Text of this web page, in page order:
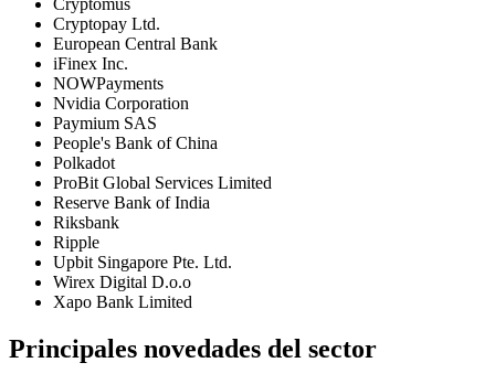
Cryptopay Ltd.
European Central Bank
iFinex Inc.
NOWPayments
Nvidia Corporation
Paymium SAS
People's Bank of China
Polkadot
ProBit Global Services Limited
Reserve Bank of India
Riksbank
Ripple
Upbit Singapore Pte. Ltd.
Wirex Digital D.o.o
Xapo Bank Limited
Principales novedades del sector